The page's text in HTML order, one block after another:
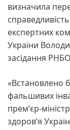
визначила
експертних
України
засідання
«Встановлено
фальшивих
премʼєр-
здоровʼя